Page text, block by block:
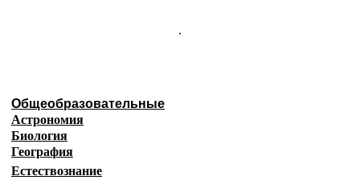
.
Общеобразовательные
Астрономия
Биология
География
Естествознание